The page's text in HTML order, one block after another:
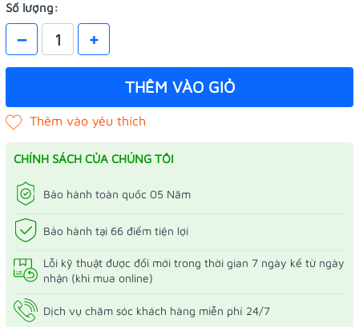
Số lượng:
– +
THÊM VÀO GIỎ
CHÍNH SÁCH CỦA CHÚNG TÔI
Bảo hành toàn quốc 05 Năm
Bảo hành tại 66 điểm tiện lợi
Lỗi kỹ thuật được đổi mới trong thời gian 7 ngày kể từ ngày
nhận (khi mua online)
Dịch vụ chăm sóc khách hàng miễn phí 24/7